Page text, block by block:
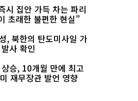
시 집안 가득 차는 파리
초래한 불편한 현실”
, 북한의 탄도미사일 가
사 확인
승, 10개월 만에 최고
재무장관 발언 영향